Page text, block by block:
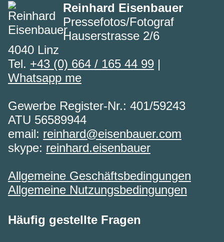
Reinhard Eisenbauer
Pressefotos/Fotograf
Hauserstrasse 2/6
4040 Linz
Tel. +43 (0) 664 / 165 44 99 |
Whatsapp me
Gewerbe Register-Nr.: 401/59243
ATU 56589944
email: reinhard@eisenbauer.com
skype: reinhard.eisenbauer
Allgemeine Geschäftsbedingungen
Allgemeine Nutzungsbedingungen
Häufig gestellte Fragen